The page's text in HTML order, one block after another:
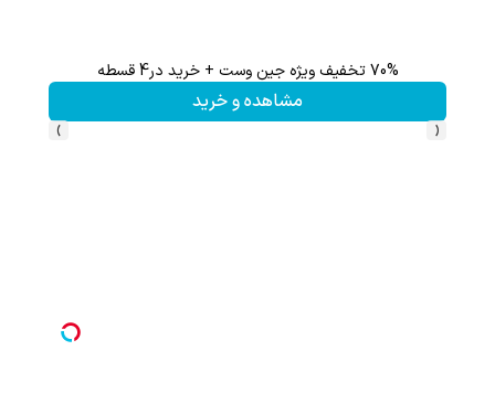
70% تخفیف ویژه جین وست + خرید در4 قسطه
مشاهده و خرید
‹
›